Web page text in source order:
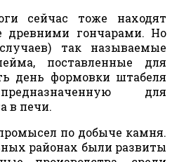
сейчас тоже находят
древними гончарами. Но
так называемые
поставленные для
день формовки штабеля
для
в печи.
по добыче камня.
районах были развиты